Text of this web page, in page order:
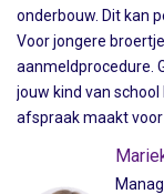
onderbouw. Dit kan
Voor jongere
aanmeldprocedure.
jouw kind van
afspraak maakt